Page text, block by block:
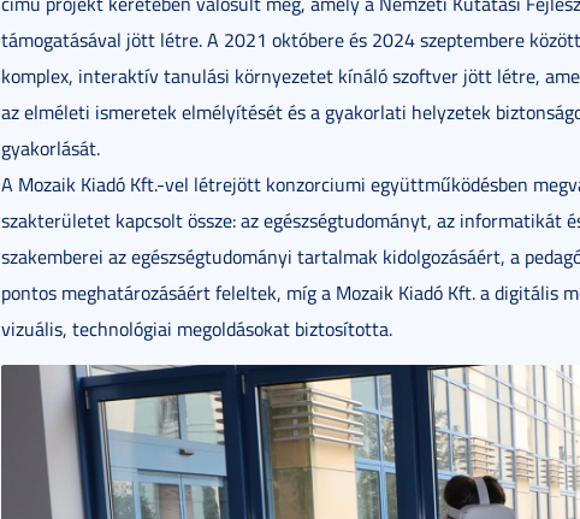
támogatásával jött létre. A 2021 októbere és 2024 szeptembere
komplex, interaktív tanulási környezetet kínáló szoftver jött létre,
az elméleti ismeretek elmélyítését és a gyakorlati helyzetek
gyakorlását.
A Mozaik Kiadó Kft.-vel létrejött konzorciumi együttműködésben
szakterületet kapcsolt össze: az egészségtudományt, az informatikát
szakemberei az egészségtudományi tartalmak kidolgozásáért, a
pontos meghatározásáért feleltek, míg a Mozaik Kiadó Kft. a digitális
vizuális, technológiai megoldásokat biztosította.